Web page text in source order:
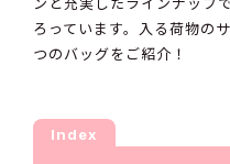
ろっています。入る荷物の
つのバッグをご紹介！
Index